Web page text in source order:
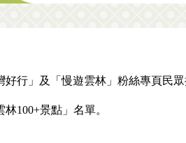
行」及「慢遊雲林」粉絲專頁民
100+景點」名單。